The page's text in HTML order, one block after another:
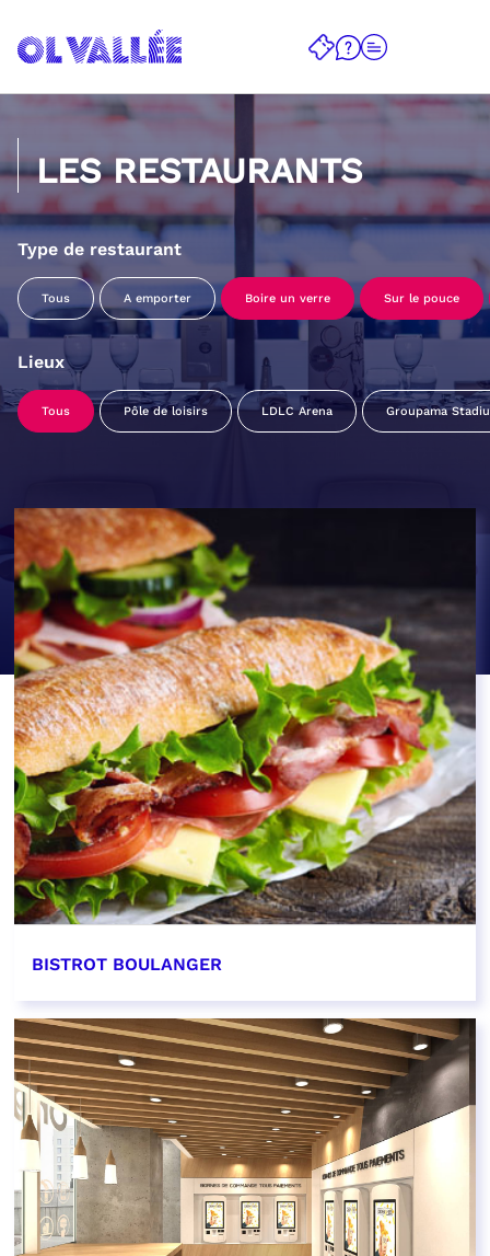
LES RESTAURANTS
Type de restaurant
Tous A emporter Boire un verre Sur le pouce
Lieux
Tous Pôle de loisirs LDLC Arena Groupama
BISTROT BOULANGER
EN SAVOIR PLUS